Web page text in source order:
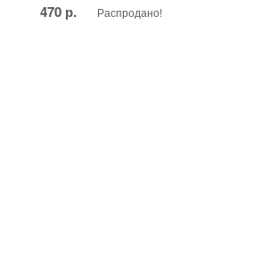
470 р. Распродано!